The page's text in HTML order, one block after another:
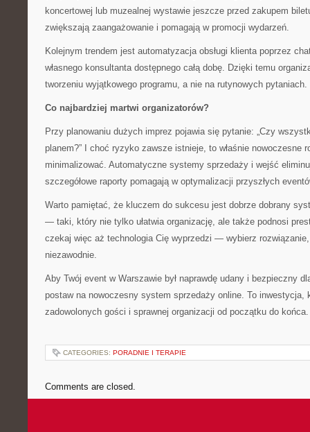
koncertowej lub muzealnej wystawie jeszcze przed zakupem
zwiększają zaangażowanie i pomagają w promocji wydarzeń.
Kolejnym trendem jest automatyzacja obsługi klienta poprzez
własnego konsultanta dostępnego całą dobę. Dzięki temu
tworzeniu wyjątkowego programu, a nie na rutynowych pytaniach.
Co najbardziej martwi organizatorów?
Przy planowaniu dużych imprez pojawia się pytanie: „Czy
planem?” I choć ryzyko zawsze istnieje, to właśnie nowoczesne
minimalizować. Automatyczne systemy sprzedaży i wejść
szczegółowe raporty pomagają w optymalizacji przyszłych
Warto pamiętać, że kluczem do sukcesu jest dobrze dobrany
— taki, który nie tylko ułatwia organizację, ale także podnosi
czekaj więc aż technologia Cię wyprzedzi — wybierz
niezawodnie.
Aby Twój event w Warszawie był naprawdę udany i bezpieczny
postaw na nowoczesny system sprzedaży online. To inwestycja,
zadowolonych gości i sprawnej organizacji od początku do końca.
CATEGORIES: PORADNIE I TERAPIE
Comments are closed.